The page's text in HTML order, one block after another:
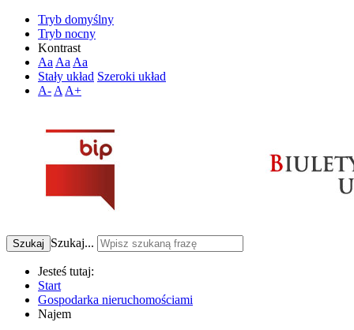
Tryb domyślny
Tryb nocny
Kontrast
Aa Aa Aa
Stały układ Szeroki układ
A- A A+
Szukaj Szukaj...
Jesteś tutaj:
Start
Gospodarka nieruchomościami
Najem